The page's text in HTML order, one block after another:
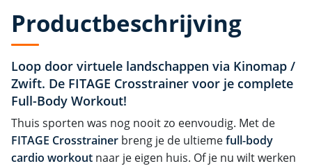
Productbeschrijving
Loop door virtuele landschappen via Kinomap /
Zwift. De FITAGE Crosstrainer voor je complete
Full-Body Workout!
Thuis sporten was nog nooit zo eenvoudig. Met de
FITAGE Crosstrainer breng je de ultiemefull-body
cardio workout naar je eigen huis. Of je nu wilt werken